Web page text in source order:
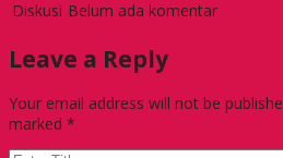
Diskusi Belum ada komentar
Leave a Reply
Your email address will not be
marked *